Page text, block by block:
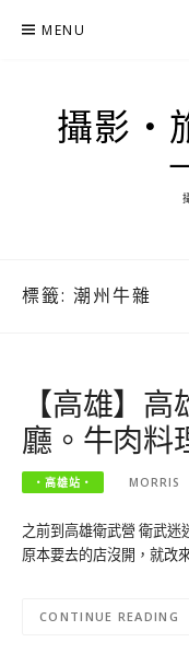
MENU
攝影‧
標籤: 潮州牛雜
【高雄】
廳。牛肉料
‧高雄站‧ MORRIS
之前到高雄衛武營 衛武
原本要去的店沒開，就改
CONTINUE READING